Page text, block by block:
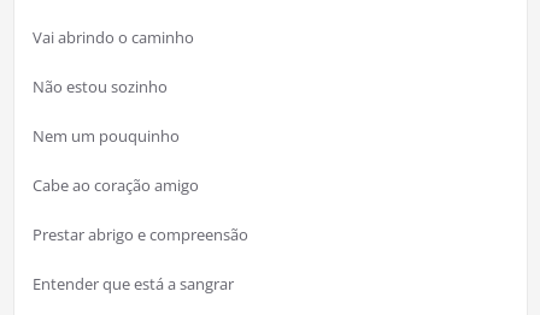
Vai abrindo o caminho
Não estou sozinho
Nem um pouquinho
Cabe ao coração amigo
Prestar abrigo e compreensão
Entender que está a sangrar